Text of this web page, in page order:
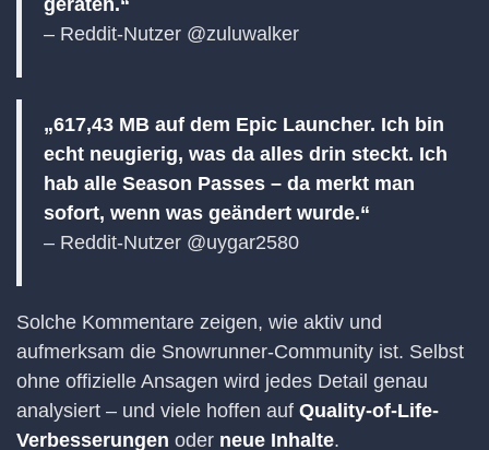
– Reddit-Nutzer @zuluwalker
„617,43 MB auf dem Epic Launcher. Ich bin
echt neugierig, was da alles drin steckt. Ich
hab alle Season Passes – da merkt man
sofort, wenn was geändert wurde.“
– Reddit-Nutzer @uygar2580
Solche Kommentare zeigen, wie aktiv und
aufmerksam die Snowrunner-Community ist. Selbst
ohne offizielle Ansagen wird jedes Detail genau
analysiert – und viele hoffen auf Quality-of-Life-
Verbesserungen oder neue Inhalte.